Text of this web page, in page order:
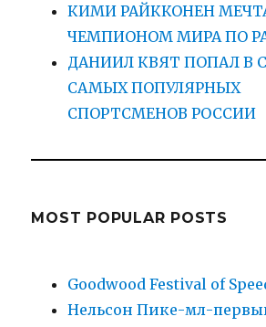
КИМИ РАЙККОНЕН
ЧЕМПИОНОМ МИРА ПО
ДАНИИЛ КВЯТ ПОПАЛ В
САМЫХ ПОПУЛЯРНЫХ
СПОРТСМЕНОВ РОССИИ
MOST POPULAR POSTS
Goodwood Festival of
Нельсон Пике-мл-